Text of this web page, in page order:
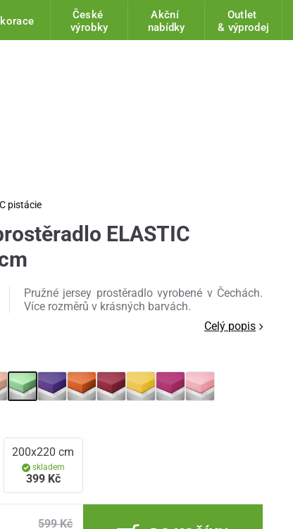
České
výrobky
Akční
nabídky
Outlet
& výprodej
pistácie
ELASTIC
Pružné jersey prostěradlo vyrobené v Čechách.
Více rozměrů v krásných barvách.
Celý popis
200x220 cm
skladem
399 Kč
599 Kč